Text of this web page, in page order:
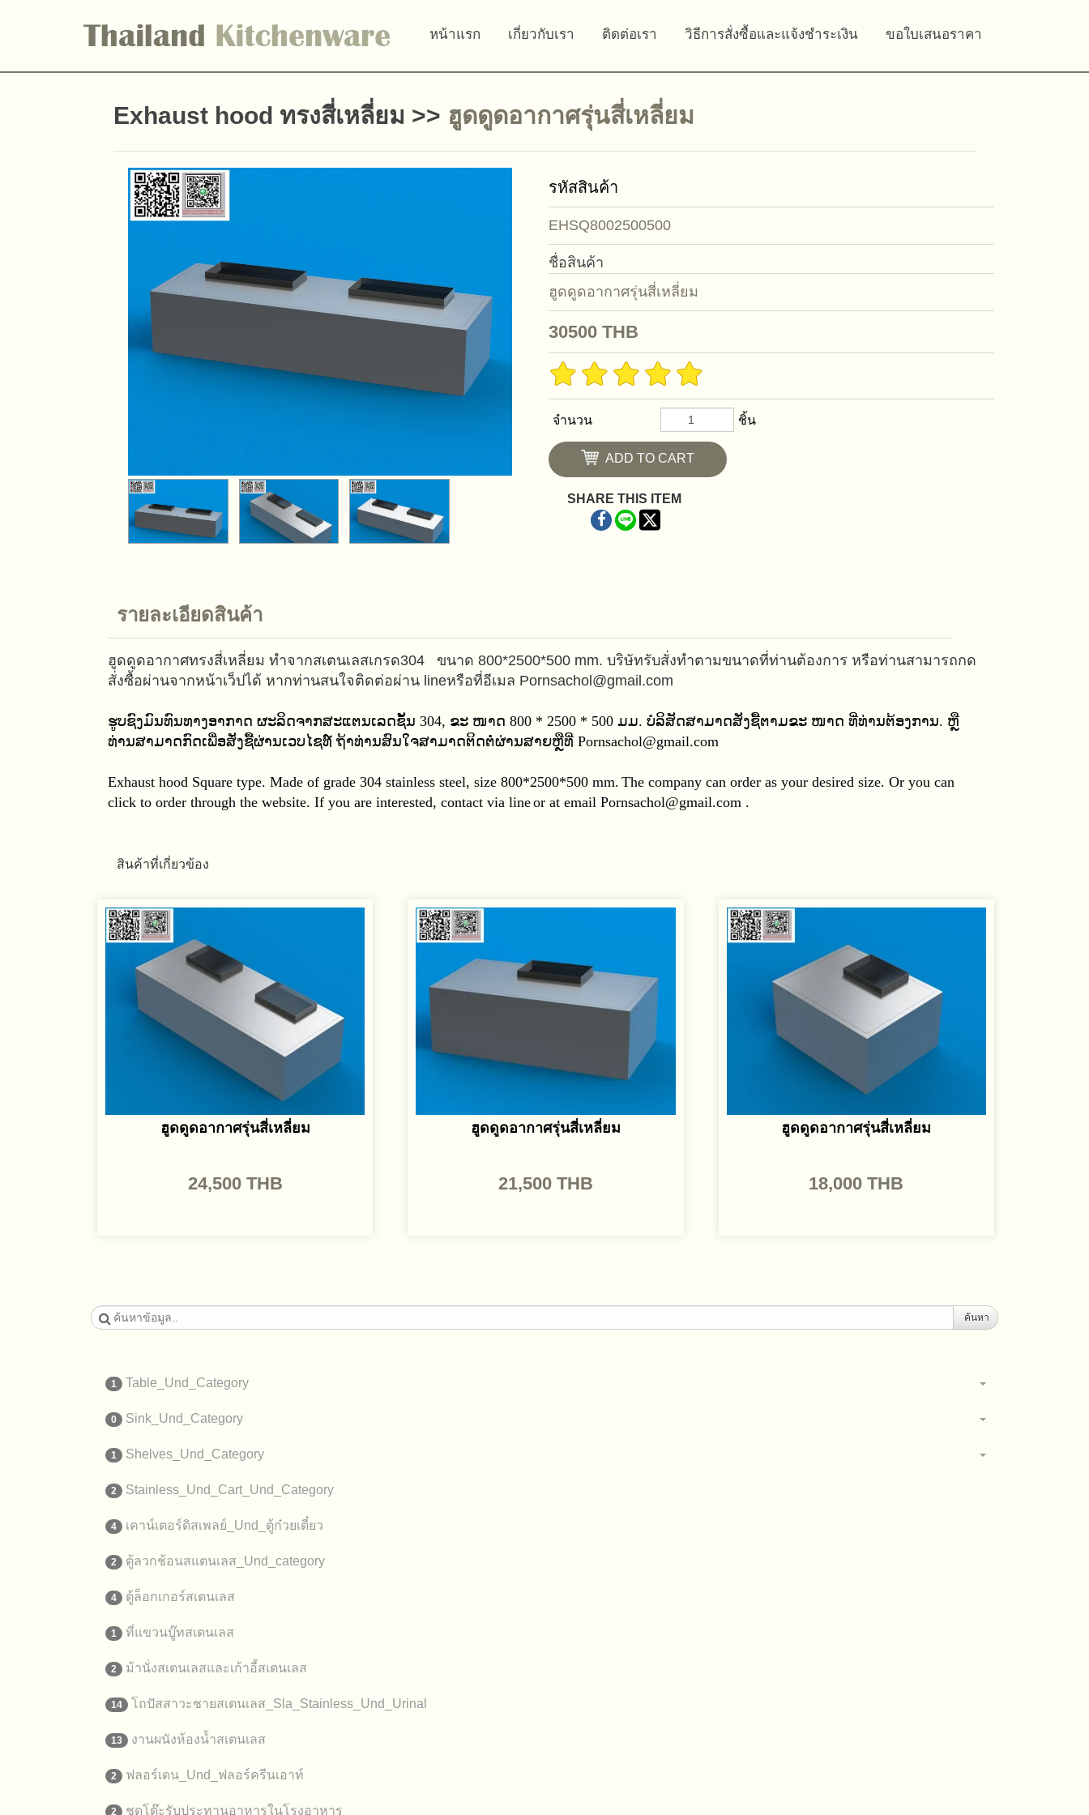
หน้าแรก เกี่ยวกับเรา ติดต่อเรา วิธีการสั่งซื้อและแจ้งชำระเงิน ขอใบเสนอราคา
Exhaust hood ทรงสี่เหลี่ยม >> ฮูดดูดอากาศรุ่นสี่เหลี่ยม
รหัสสินค้า
EHSQ8002500500
ชื่อสินค้า
ฮูดดูดอากาศรุ่นสี่เหลี่ยม
30500 THB
จำนวน ชิ้น
ADD TO CART
SHARE THIS ITEM
รายละเอียดสินค้า
ฮูดดูดอากาศทรงสี่เหลี่ยม ทำจากสเตนเลสเกรด304 ขนาด 800*2500*500 mm.บริษัทรับสั่งทำตามขนาดที่ท่านต้องการ หรือท่านสามารถกด
สั่งซื้อผ่านจากหน้าเว็ปได้ หากท่านสนใจติดต่อผ่าน lineหรือที่อีเมล Pornsachol@gmail.com
ຮູບຊົງມົນທົນທາງອາກາດ ຜະລິດຈາກສະແຕນເລດຊັ້ນ 304, ຂະ ໜາດ 800 * 2500 * 500 ມມ. ບໍລິສັດສາມາດສັ່ງຊື້ຕາມຂະ ໜາດ ທີ່ທ່ານຕ້ອງການ. ຫຼື
ທ່ານສາມາດກົດເພື່ອສັ່ງຊື້ຜ່ານເວບໄຊທ໌ ຖ້າທ່ານສົນໃຈສາມາດຕິດຕໍ່ຜ່ານສາຍຫຼືທີ່ Pornsachol@gmail.com
Exhaust hood Square type.Made of grade 304 stainless steel, size 800*2500*500 mm. The company can order as your desired size. Or you can
click to order through the website. If you are interested, contact via lineor at email Pornsachol@gmail.com .
สินค้าที่เกี่ยวข้อง
ฮูดดูดอากาศรุ่นสี่เหลี่ยม
24,500 THB
ฮูดดูดอากาศรุ่นสี่เหลี่ยม
21,500 THB
ฮูดดูดอากาศรุ่นสี่เหลี่ยม
18,000 THB
ค้นหา
1 Table_Und_Category
0 Sink_Und_Category
1 Shelves_Und_Category
2 Stainless_Und_Cart_Und_Category
4 เคาน์เตอร์ดิสเพลย์_Und_ตู้ก๋วยเตี๋ยว
2 ตู้ลวกช้อนสแตนเลส_Und_category
4 ตู้ล็อกเกอร์สเตนเลส
1 ที่แขวนบู๊ทสเตนเลส
2 ม้านั่งสเตนเลสและเก้าอี้สเตนเลส
14 โถปัสสาวะชายสเตนเลส_Sla_Stainless_Und_Urinal
13 งานผนังห้องน้ำสเตนเลส
2 ฟลอร์เดน_Und_ฟลอร์ครีนเอาท์
2 ชุดโต๊ะรับประทานอาหารในโรงอาหาร